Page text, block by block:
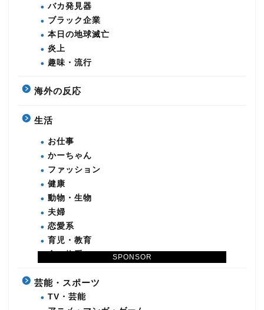
SPONSOR
バカ発見器
ブラック企業
本日の地球滅亡
炎上
趣味・流行
海外の反応
生活
お仕事
かーちゃん
ファッション
健康
動物・生物
夫婦
恋愛系
育児・教育
芸能・スポーツ
TV・芸能